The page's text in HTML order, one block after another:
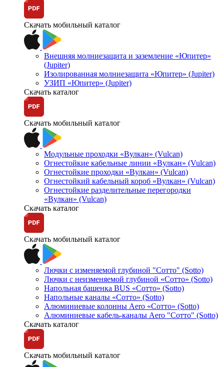
Скачать мобильный каталог
Внешняя молниезащита и заземление «Юпитер»
(Jupiter)
Изолированная молниезащита «Юпитер» (Jupiter)
УЗИП «Юпитер» (Jupiter)
Скачать каталог
Скачать мобильный каталог
Модульные проходки «Вулкан» (Vulcan)
Огнестойкие кабельные линии «Вулкан» (Vulcan)
Огнестойкие проходки «Вулкан» (Vulcan)
Огнестойкий кабельный короб «Вулкан» (Vulcan)
Огнестойкие разделительные перегородки
«Вулкан» (Vulcan)
Скачать каталог
Скачать мобильный каталог
Лючки с изменяемой глубиной "Сотто" (Sotto)
Лючки с неизменяемой глубиной «Сотто» (Sotto)
Напольная башенка BUS «Сотто» (Sotto)
Напольные каналы «Сотто» (Sotto)
Алюминиевые колонны Aero «Сотто» (Sotto)
Алюминиевые кабель-каналы Aero "Сотто" (Sotto)
Скачать каталог
Скачать мобильный каталог